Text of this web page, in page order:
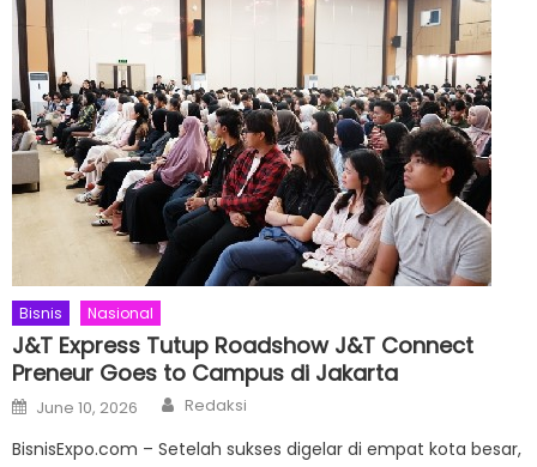
Bisnis Nasional
J&T Express Tutup Roadshow J&T Connect
Preneur Goes to Campus di Jakarta
Posted
on
June 10, 2026 Author
Redaksi
BisnisExpo.com – Setelah sukses digelar di empat kota besar,